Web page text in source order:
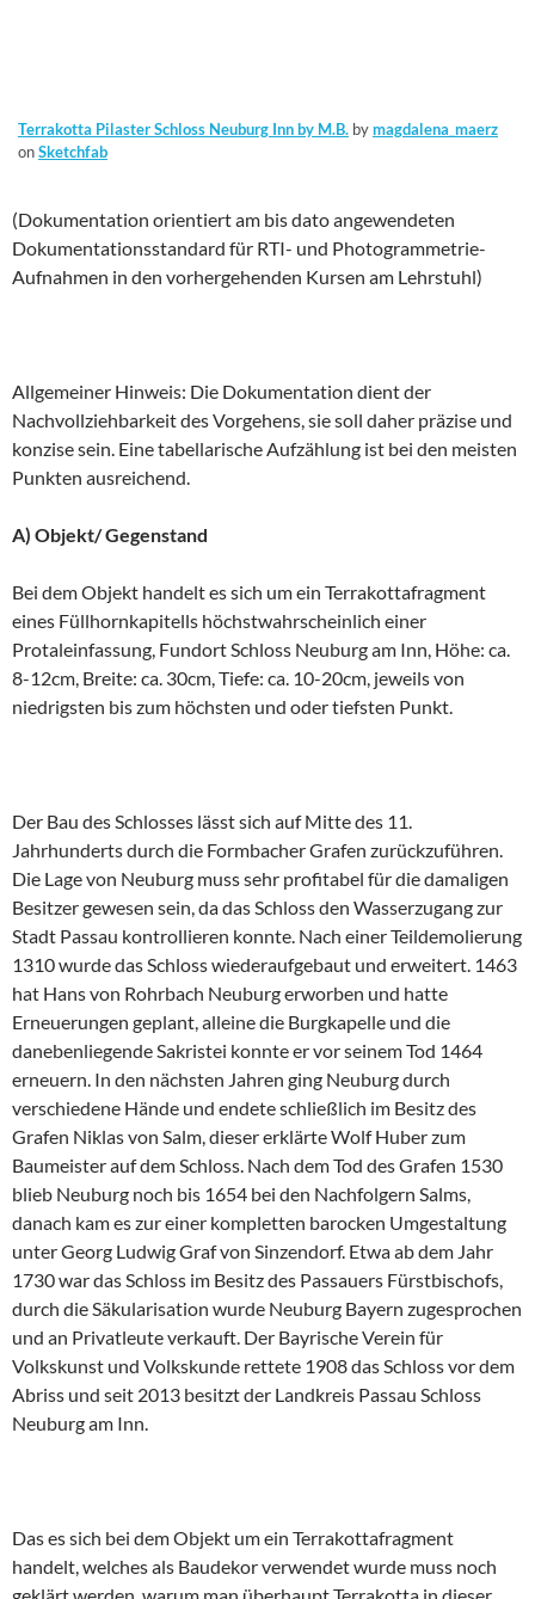
Terrakotta Pilaster Schloss Neuburg Inn by M.B. bymagdalena_maerz
onSketchfab
(Dokumentation orientiert am bis dato angewendeten
Dokumentationsstandard für RTI- und Photogrammetrie-
Aufnahmen in den vorhergehenden Kursen am Lehrstuhl)
Allgemeiner Hinweis: Die Dokumentation dient der
Nachvollziehbarkeit des Vorgehens, sie soll daher präzise und
konzise sein. Eine tabellarische Aufzählung ist bei den meisten
Punkten ausreichend.
A) Objekt/ Gegenstand
Bei dem Objekt handelt es sich um ein Terrakottafragment
eines Füllhornkapitells höchstwahrscheinlich einer
Protaleinfassung, Fundort Schloss Neuburg am Inn, Höhe: ca.
8-12cm, Breite: ca. 30cm, Tiefe: ca. 10-20cm, jeweils von
niedrigsten bis zum höchsten und oder tiefsten Punkt.
Der Bau des Schlosses lässt sich auf Mitte des 11.
Jahrhunderts durch die Formbacher Grafen zurückzuführen.
Die Lage von Neuburg muss sehr profitabel für die damaligen
Besitzer gewesen sein, da das Schloss den Wasserzugang zur
Stadt Passau kontrollieren konnte. Nach einer Teildemolierung
1310 wurde das Schloss wiederaufgebaut und erweitert. 1463
hat Hans von Rohrbach Neuburg erworben und hatte
Erneuerungen geplant, alleine die Burgkapelle und die
danebenliegende Sakristei konnte er vor seinem Tod 1464
erneuern. In den nächsten Jahren ging Neuburg durch
verschiedene Hände und endete schließlich im Besitz des
Grafen Niklas von Salm, dieser erklärte Wolf Huber zum
Baumeister auf dem Schloss. Nach dem Tod des Grafen 1530
blieb Neuburg noch bis 1654 bei den Nachfolgern Salms,
danach kam es zur einer kompletten barocken Umgestaltung
unter Georg Ludwig Graf von Sinzendorf. Etwa ab dem Jahr
1730 war das Schloss im Besitz des Passauers Fürstbischofs,
durch die Säkularisation wurde Neuburg Bayern zugesprochen
und an Privatleute verkauft. Der Bayrische Verein für
Volkskunst und Volkskunde rettete 1908 das Schloss vor dem
Abriss und seit 2013 besitzt der Landkreis Passau Schloss
Neuburg am Inn.
Das es sich bei dem Objekt um ein Terrakottafragment
handelt, welches als Baudekor verwendet wurde muss noch
geklärt werden, warum man überhaupt Terrakotta in dieser